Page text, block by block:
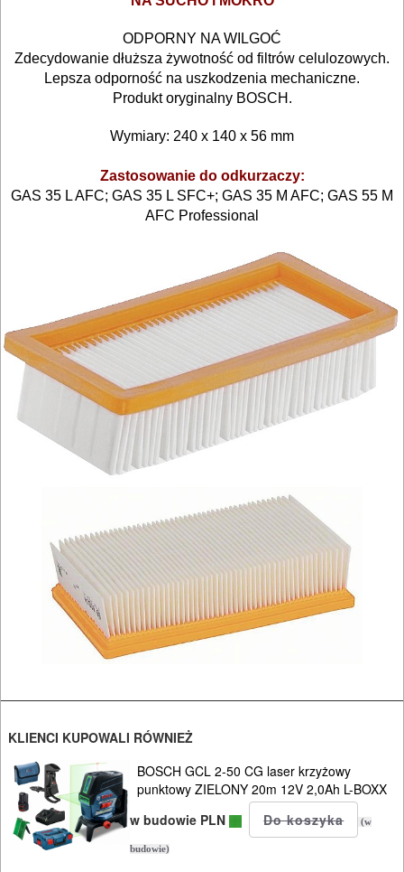
gwoździarek
udarowych
Do
mieszadeł
Do
młotowiertarek
młotów
udarowych
nożyc
do
blach
opalarek
Do
pilarek
i
ODPORNY NA WILGOĆ
Zdecydowanie dłuższa żywotność od filtrów celulozowych.
Lepsza odporność na uszkodzenia mechaniczne.
Produkt oryginalny BOSCH.
Wymiary: 240 x 140 x 56 mm
Zastosowanie do odkurzaczy:
GAS 35 L AFC; GAS 35 L SFC+; GAS 35 M AFC; GAS 55 M
AFC Professional
KLIENCI KUPOWALI RÓWNIEŻ
BOSCH GCL 2-50 CG laser krzyżowy
punktowy ZIELONY 20m 12V 2,0Ah L-BOXX
w budowie PLN
(w
budowie)